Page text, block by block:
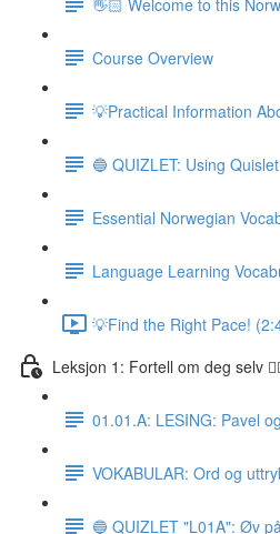
Course Overview
💡Practical Information
🔵 QUIZLET: Using
Essential Norwegian
Language Learning
💡Find the Right Pace!
Leksjon 1: Fortell om deg selv
01.01.A: LESING: Pavel
VOKABULAR: Ord og
🔵 QUIZLET "L01A": Øv